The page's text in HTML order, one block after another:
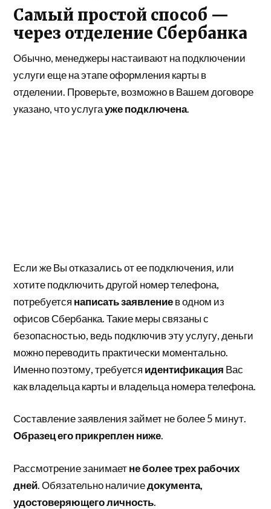
Самый простой способ —
через отделение Сбербанка
Обычно, менеджеры настаивают на подключении
услуги еще на этапе оформления карты в
отделении. Проверьте, возможно в Вашем договоре
указано, что услугауже подключена.
Если же Вы отказались от ее подключения, или
хотите подключить другой номер телефона,
потребуется написать заявлениев одном из
офисов Сбербанка. Такие меры связаны с
безопасностью, ведь подключив эту услугу, деньги
можно переводить практически моментально.
Именно поэтому, требуется идентификация Вас
как владельца карты и владельца номера телефона.
Составление заявления займет не более 5 минут.
Образец его прикреплен ниже.
Рассмотрение занимаетне более трех рабочих
дней. Обязательно наличиедокумента,
удостоверяющего личность.